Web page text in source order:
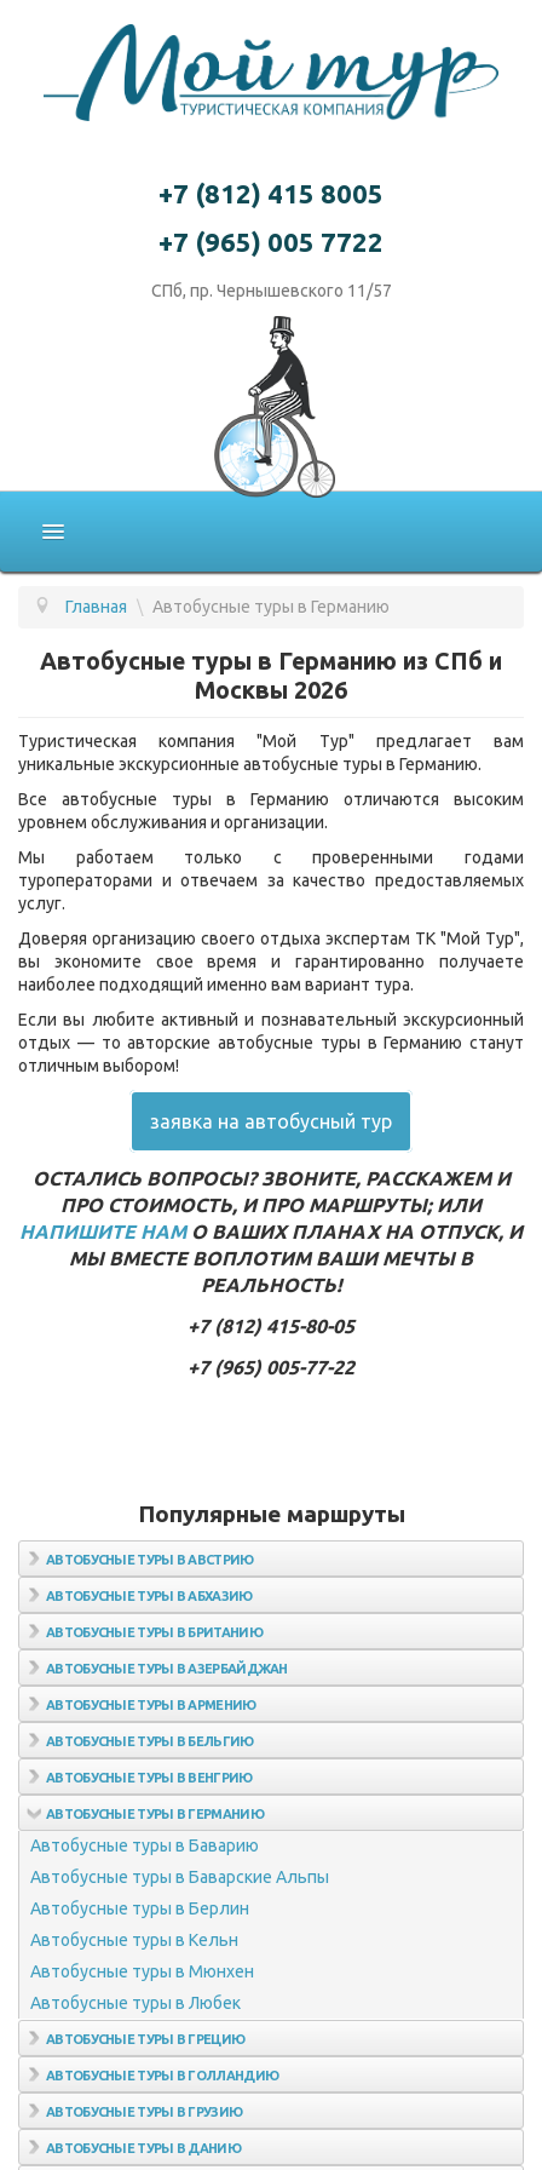
+7 (812) 415 8005
+7 (965) 005 7722
СПб, пр. Чернышевского 11/57
ПОДБОР ТУРА
ГОРЯЩИЕ ТУРЫ
УСЛУГИ
ВОПРОС - ОТВЕТ
О КОМПАНИИ
ОТЗЫВЫ
КОНТАКТЫ
Главная \ Автобусные туры в Германию
Автобусные туры в Германию из СПб и
Москвы 2026
Туристическая компания "Мой Тур" предлагает вам
уникальные экскурсионные автобусные туры в Германию.
Все автобусные туры в Германию отличаются высоким
уровнем обслуживания и организации.
Мы работаем только с проверенными годами
туроператорами и отвечаем за качество предоставляемых
услуг.
Доверяя организацию своего отдыха экспертам ТК "Мой Тур",
вы экономите свое время и гарантированно получаете
наиболее подходящий именно вам вариант тура.
Если вы любите активный и познавательный экскурсионный
отдых — то авторские автобусные туры в Германию станут
отличным выбором!
заявка на автобусный тур
ОСТАЛИСЬ ВОПРОСЫ? ЗВОНИТЕ, РАССКАЖЕМ И
ПРО СТОИМОСТЬ, И ПРО МАРШРУТЫ; ИЛИ
НАПИШИТЕ НАМО ВАШИХ ПЛАНАХ НА ОТПУСК, И
МЫ ВМЕСТЕ ВОПЛОТИМ ВАШИ МЕЧТЫ В
РЕАЛЬНОСТЬ!
+7 (812) 415-80-05
+7 (965) 005-77-22
Популярные маршруты
АВТОБУСНЫЕ ТУРЫ В АВСТРИЮ
Автобусные туры в Вену
Автобусные туры в Зальцбург
Автобусные туры в Тироль
АВТОБУСНЫЕ ТУРЫ В АБХАЗИЮ
АВТОБУСНЫЕ ТУРЫ В БРИТАНИЮ
Автобусные туры в Лондон
Автобусные туры в Уэльс
Автобусные туры в Шотландию
АВТОБУСНЫЕ ТУРЫ В АЗЕРБАЙДЖАН
АВТОБУСНЫЕ ТУРЫ В АРМЕНИЮ
АВТОБУСНЫЕ ТУРЫ В БЕЛЬГИЮ
Автобусные туры в Брюссель
Автобусные туры в Брюгге
Автобусные туры в Гент
АВТОБУСНЫЕ ТУРЫ В ВЕНГРИЮ
Автобусные туры на озеро Балатон
Автобусные туры в Будапешт
Автобусные туры на озеро Хевиз
Автобусные туры в Эгер
Автобусные туры в Мишкольц
АВТОБУСНЫЕ ТУРЫ В ГЕРМАНИЮ
Автобусные туры в Баварию
Автобусные туры в Баварские Альпы
Автобусные туры в Берлин
Автобусные туры в Кельн
Автобусные туры в Мюнхен
Автобусные туры в Любек
АВТОБУСНЫЕ ТУРЫ В ГРЕЦИЮ
АВТОБУСНЫЕ ТУРЫ В ГОЛЛАНДИЮ
Автобусные туры в Амстердам
АВТОБУСНЫЕ ТУРЫ В ГРУЗИЮ
АВТОБУСНЫЕ ТУРЫ В ДАНИЮ